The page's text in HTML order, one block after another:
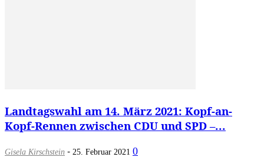
Landtagswahl am 14. März 2021: Kopf-an-
Kopf-Rennen zwischen CDU und SPD –...
Gisela Kirschstein - 25. Februar 2021 0